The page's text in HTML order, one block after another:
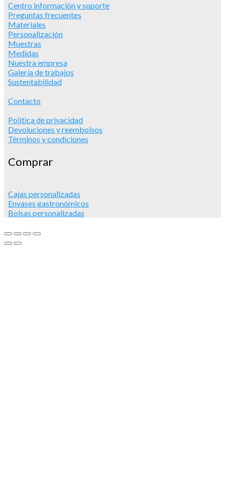
Centro información y soporte
Preguntas frecuentes
Materiales
Personalización
Muestras
Medidas
Nuestra empresa
Galería de trabajos
Sustentabilidad
Contacto
Política de privacidad
Devoluciones y reembolsos
Términos y condiciones
Comprar
Cajas personalizadas
Envases gastronómicos
Bolsas personalizadas